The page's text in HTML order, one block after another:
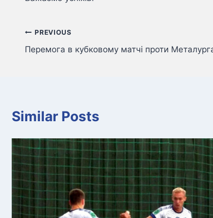
Навігація
записів
PREVIOUS
Перемога в кубковому матчі проти
Similar Posts